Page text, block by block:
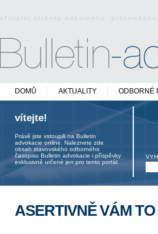
oficiální stránky odborného
DOMŮ AKTUALITY ODBORNÉ
vítejte!
Právě jste vstoupili na Bulletin
advokacie online. Naleznete zde
obsah stavovského odborného
časopisu Bulletin advokacie i příspěvky
exklusivně určené jen pro tento portál.
ASERTIVNĚ VÁM